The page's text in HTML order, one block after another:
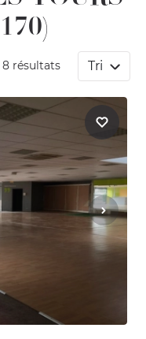
8 résultats Tri